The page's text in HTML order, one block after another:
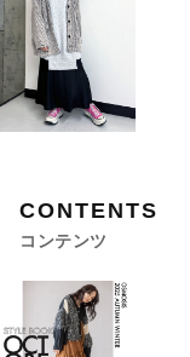
CONTENTS
コンテンツ